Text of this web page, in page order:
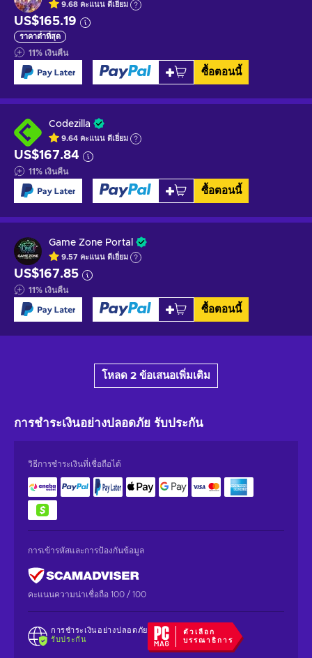
9.68 คะแนน ดีเยี่ยม
US$165.19
ราคาต่ำที่สุด
11% เงินคืน
ซื้อตอนนี้
Codezilla
9.64 คะแนน ดีเยี่ยม
US$167.84
11% เงินคืน
ซื้อตอนนี้
Game Zone Portal
9.57 คะแนน ดีเยี่ยม
US$167.85
11% เงินคืน
ซื้อตอนนี้
โหลด 2 ข้อเสนอเพิ่มเติม
การชำระเงินอย่างปลอดภัย รับประกัน
วิธีการชำระเงินที่เชื่อถือได้
การเข้ารหัสและการป้องกันข้อมูล
คะแนนความน่าเชื่อถือ 100 / 100
การชำระเงินอย่างปลอดภัย
รับประกัน
ตัวเลือก
บรรณาธิการ